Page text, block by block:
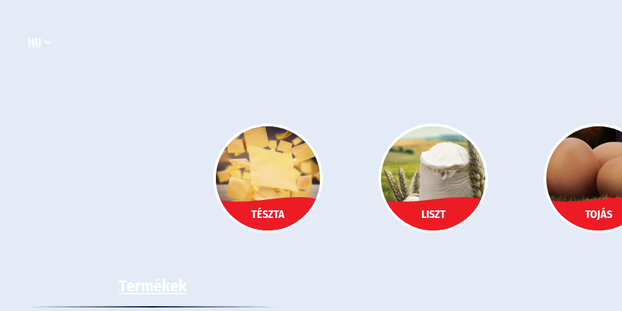
tartalomhoz
HU
TÉSZTA LISZT TOJÁS
Termékek